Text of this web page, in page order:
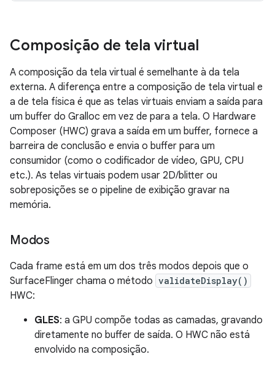
Composição de tela virtual
A composição da tela virtual é semelhante à da tela
externa. A diferença entre a composição de tela virtual e
a de tela física é que as telas virtuais enviam a saída para
um buffer do Gralloc em vez de para a tela. O Hardware
Composer (HWC) grava a saída em um buffer, fornece a
barreira de conclusão e envia o buffer para um
consumidor (como o codificador de vídeo, GPU, CPU
etc.). As telas virtuais podem usar 2D/blitter ou
sobreposições se o pipeline de exibição gravar na
memória.
Modos
Cada frame está em um dos três modos depois que o
SurfaceFlinger chama o método validateDisplay()
HWC:
GLES: a GPU compõe todas as camadas, gravando
diretamente no buffer de saída. O HWC não está
envolvido na composição.